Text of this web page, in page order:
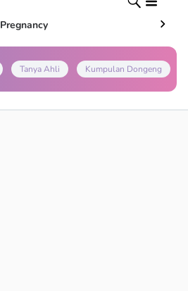
Pregnancy
Tanya Ahli Kumpulan Dongeng